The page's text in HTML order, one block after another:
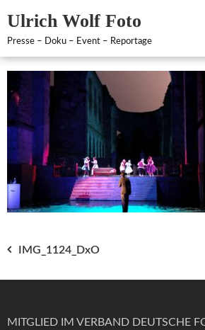
Inhalt
springen
Ulrich Wolf Foto
Presse – Doku – Event – Reportage
Beitragsnavigation
IMG_1124_DxO
MITGLIED IM VERBAND DEUTSCHE